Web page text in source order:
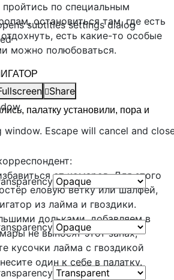
subtitles settings dialog
Share
window. Escape will cancel and
по специальным
остановиться там, где есть
есть какие-то особые
можно полюбоваться.
палатку установили, пора и
от комаров. Для этого
еловую ветку или шалфей,
из лайма и гвоздики.
дольками, добавляем в
не выносят этот запах,
кусочки лайма с гвоздикой
один к себе в палатку.